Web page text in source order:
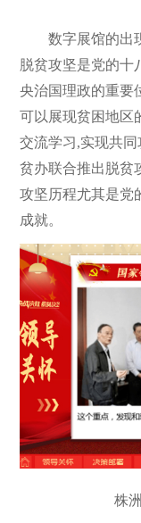
数字展馆的出现
脱贫攻坚是党的十
央治国理政的重要
可以展现贫困地区
交流学习,实现共
贫办联合推出脱贫
攻坚历程尤其是党
成就。
株